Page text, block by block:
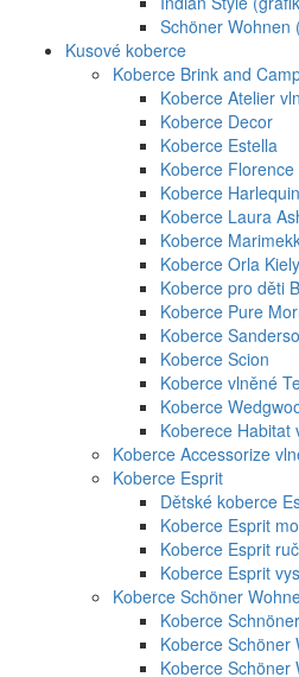
Schöner Wohnen
Kusové koberce
Koberce Brink and
Koberce Atelier
Koberce Decor
Koberce Estella
Koberce
Koberce Harlequin
Koberce Laura
Koberce
Koberce Orla
Koberce pro děti
Koberce Pure
Koberce
Koberce Scion
Koberce vlněné
Koberce
Koberece Habitat
Koberce Accessorize
Koberce Esprit
Dětské koberce
Koberce Esprit
Koberce Esprit
Koberce Esprit
Koberce Schöner
Koberce
Koberce Schöner
Koberce Schöner